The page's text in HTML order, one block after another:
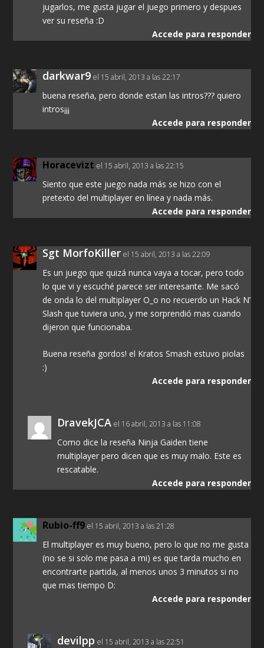
jugarlos, me gusta jugar el juego primero y despues
ver su reseña :D
Accede para responder
darkwar9 el 15 abril, 2013 a las 22:17
buena reseña, pero donde estan las intros??? quiero
intros¡¡¡
Accede para responder
Horacevizt el 15 abril, 2013 a las 22:15
Siento que este juego nada más se hizo con el
pretexto del multiplayer en línea y nada más.
Accede para responder
Sgt MorfoKiller el 15 abril, 2013 a las 22:09
Es un juego que quizá nunca vaya a tocar, pero todo
lo que vi y escuché parece ser interesante. Me sacó
de onda lo del multiplayer O_o no recuerdo un Hack N’
Slash que tuviera uno, y me sorprendió mas cuando
dijeron que funcionaba.
Buena reseña gordos! el Kratos Smash estuvo piolas
:)
Accede para responder
DravekJCA el 16 abril, 2013 a las 11:08
Como dice la reseña Ninja Gaiden tiene
multiplayer pero dicen que es muy malo. Este es
rescatable.
Accede para responder
Rubio-ff9 el 15 abril, 2013 a las 21:28
El multiplayer es muy bueno, pero lo que no me gusta
(no se si solo me pasa a mi) es que tarda mucho en
encontrarte partida, al menos unos 3 minutos si no
que mas tiempo D:
Accede para responder
devilpp el 15 abril, 2013 a las 22:51